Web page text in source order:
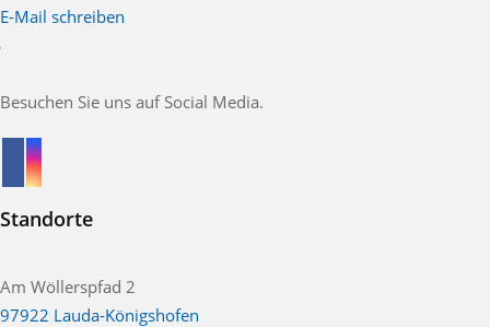
E-Mail schreiben
Besuchen Sie uns auf Social Media.
Standorte
Am Wöllerspfad 2
97922 Lauda-Königshofen